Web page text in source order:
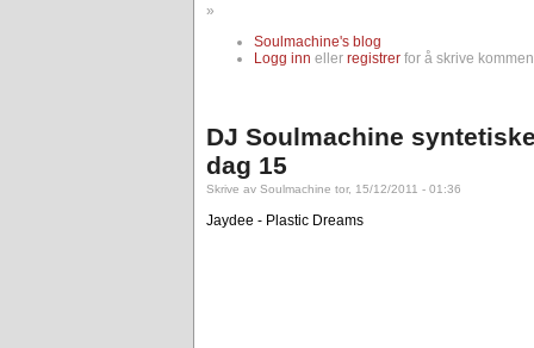
»
Soulmachine's blog
Logg inn eller registrer for å skrive
DJ Soulmachine
dag 15
Skrive av Soulmachine tor, 15/12/2011 - 01:36
Jaydee - Plastic Dreams